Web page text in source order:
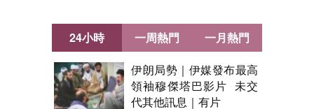
24小時
伊朗局勢｜伊媒發布最高
領袖穆傑塔巴影片 未交
代其他訊息｜有片
一周熱門 一月熱門